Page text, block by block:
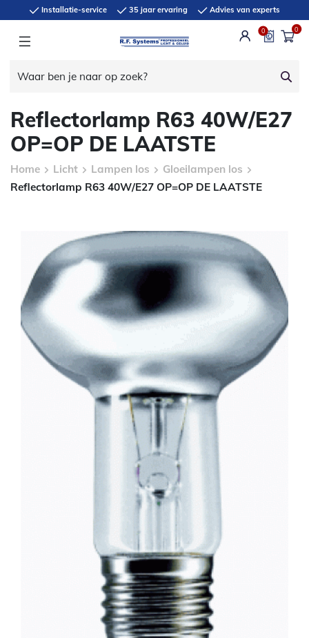
Installatie-service 35 jaar ervaring Advies van experts
0 0
Reflectorlamp R63 40W/E27
OP=OP DE LAATSTE
Home Licht Lampen los
Gloeilampen los
Reflectorlamp R63 40W/E27 OP=OP DE LAATSTE